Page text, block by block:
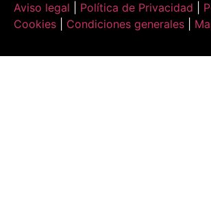
Aviso legal Política de Privacidad
Cookies
Condiciones generales